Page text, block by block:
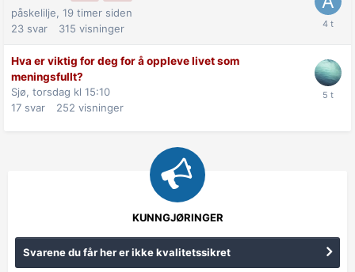
påskelilje, 19 timer siden
23 svar 315 visninger
Hva er viktig for deg for å oppleve livet som
meningsfullt?
Sjø, torsdag kl 15:10
17 svar 252 visninger
KUNNGJØRINGER
Svarene du får her er ikke kvalitetssikret